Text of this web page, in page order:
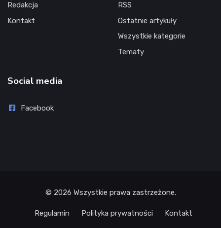
Redakcja
Kontakt
RSS
Ostatnie artykuły
Wszystkie kategorie
Tematy
Social media
Facebook
© 2026 Wszystkie prawa zastrzeżone.
Regulamin Polityka prywatności Kontakt